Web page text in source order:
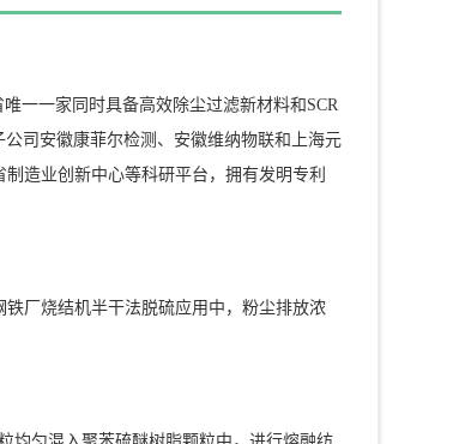
一一家同时具备高效除尘过滤新材料和SCR
司安徽康菲尔检测、安徽维纳物联和上海元
造业创新中心等科研平台，拥有发明专利
厂烧结机半干法脱硫应用中，粉尘排放浓